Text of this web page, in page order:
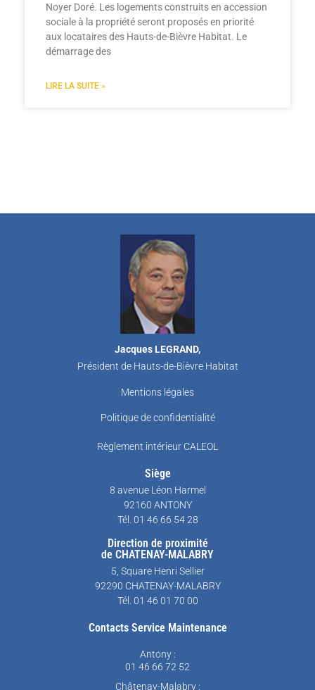
Noyer Doré. Les logements construits en accession
sociale à la propriété seront proposés en priorité
aux locataires des Hauts-de-Bièvre Habitat. Le
démarrage des
LIRE LA SUITE »
Jacques LEGRAND,
Président de Hauts-de-Bièvre Habitat
Mentions légales
Politique de confidentialité
Règlement intérieur CALEOL
Siège
8 avenue Léon Harmel
92160 ANTONY
Tél. 01 46 66 54 28
Direction de proximité
de CHATENAY-MALABRY
5, Square Henri Sellier
92290 CHATENAY-MALABRY
Tél. 01 46 01 70 00
Contacts Service Maintenance
Antony :
01 46 66 72 52
Châtenay-Malabry :